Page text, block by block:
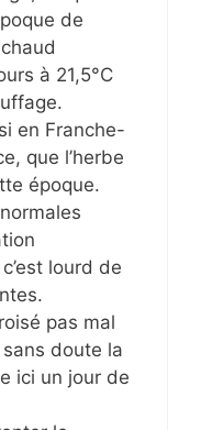
de
à 21,5°C
en Franche-
que l’herbe
époque.
lourd de
pas mal
doute la
ici un jour de